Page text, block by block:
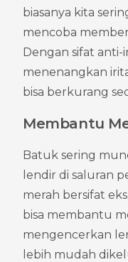
biasanya kita
mencoba
Dengan sifat anti-
menenangkan
bisa berkurang
Membantu
Batuk sering
lendir di saluran
merah bersifat
bisa membantu
mengencerkan
lebih mudah